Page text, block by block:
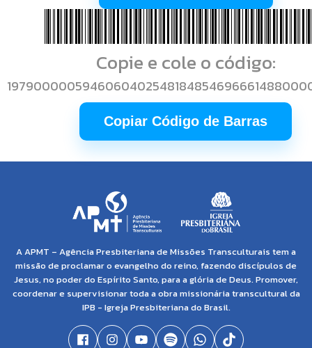
Copie e cole o código:
Copiar Código de Barras
A APMT – Agência Presbiteriana de Missões Transculturais tem a
missão de proclamar o evangelho do reino, fazendo discípulos de
Jesus, no poder do Espírito Santo, para a glória de Deus. Promover,
coordenar e supervisionar toda a obra missionária transcultural da
IPB - Igreja Presbiteriana do Brasil.